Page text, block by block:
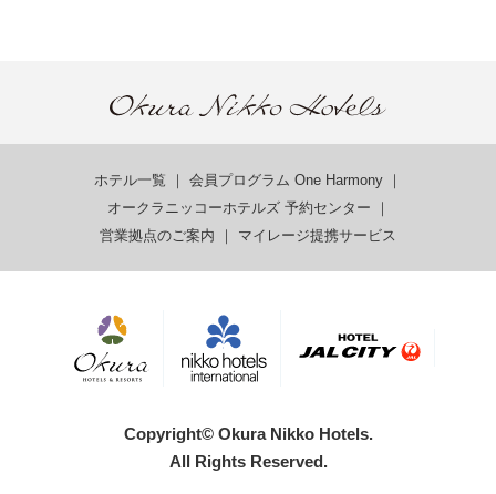
ホテル一覧 ｜ 会員プログラム One Harmony ｜
オークラニッコーホテルズ 予約センター ｜
営業拠点のご案内 ｜ マイレージ提携サービス
Copyright© Okura Nikko Hotels.
All Rights Reserved.